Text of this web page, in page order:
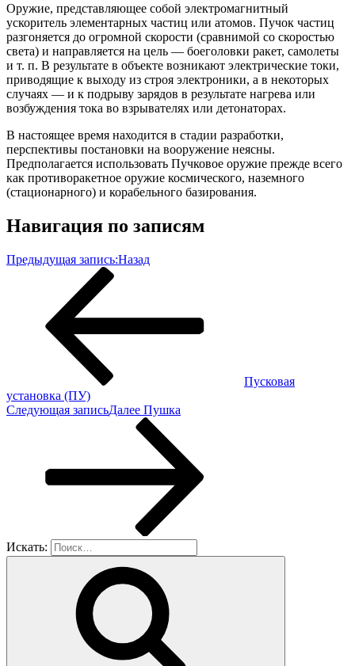
Оружие, представляющее собой электромагнитный
ускоритель элементарных частиц или атомов. Пучок частиц
разгоняется до огромной скорости (сравнимой со скоростью
света) и направляется на цель — боеголовки ракет, самолеты
и т. п. В результате в объекте возникают электрические токи,
приводящие к выходу из строя электроники, а в некоторых
случаях — и к подрыву зарядов в результате нагрева или
возбуждения тока во взрывателях или детонаторах.
В настоящее время находится в стадии разработки,
перспективы постановки на вооружение неясны.
Предполагается использовать Пучковое оружие прежде всего
как противоракетное оружие космического, наземного
(стационарного) и корабельного базирования.
Навигация по записям
Предыдущая запись:Назад
Пусковая
установка (ПУ)
Следующая записьДалее Пушка
Искать: